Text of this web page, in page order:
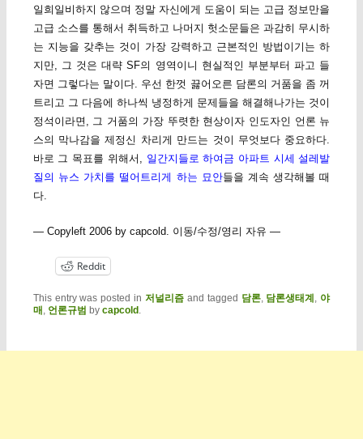
일희일비하지 않으며 정말 자신에게 도움이 되는 고급 정보만을
고급 소스를 통해서 취득하고 나머지 헛소문들은 과감히 무시하
는 지능을 갖추는 것이 가장 강력하고 근본적인 방법이기는 하
지만, 그 것은 대략 SF의 영역이니 현실적인 부분부터 파고 들
자면 그렇다는 말이다. 우선 한껏 끓어오른 담론의 거품을 좀 꺼
트리고 그 다음에 하나씩 냉정하게 문제들을 해결해나가는 것이
정석이라면, 그 거품의 가장 뚜렷한 현상이자 인도자인 언론 뉴
스의 막나감을 제정신 차리게 만드는 것이 무엇보다 중요하다.
바로 그 목표를 위해서, 일간지들로 하여금 아파트 시세 설레발
질의 뉴스 가치를 떨어트리게 하는 묘안들을 계속 생각해볼 때
다.
— Copyleft 2006 by capcold. 이동/수정/영리 자유 —
Reddit
This entry was posted in 저널리즘 and tagged 담론, 담론생태계 , 야
매 , 언론규범 by capcold .